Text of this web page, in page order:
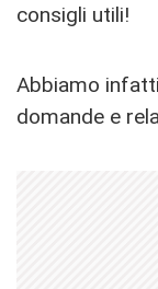
consigli utili!
Abbiamo
domande e